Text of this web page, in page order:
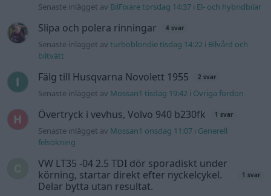
Senaste inlägget av BilFixare torsdag 14:37 i El- och hybridbilar
Slipa och polera rinningar 4 svar
Senaste inlägget avturboblondie tisdag 14:22 i Bilvård och
biltvätt
Fälg till Husqvarna Novolett 1955 2 svar
Senaste inlägget av Mossan1 tisdag 19:42 i Övriga fordon
Övertryck i vevhus, Volvo 940 b230fk 1 svar
Senaste inlägget av Mossan1 onsdag 11:07 i Generell
felsökning
VW LT35 -04 2.5 TDI dör sporadiskt under
körning, startar direkt efter nyckelcykel.
Delar bytta utan resultat.
1 svar